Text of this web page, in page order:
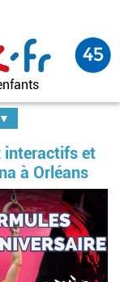
interactifs et
à Orléans